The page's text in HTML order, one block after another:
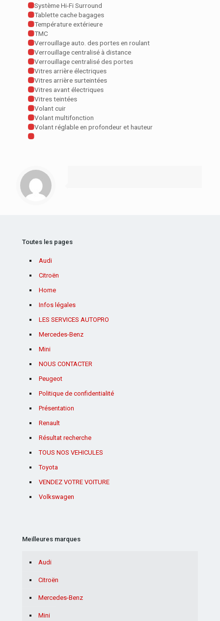
Système Hi-Fi Surround
Tablette cache bagages
Température extérieure
TMC
Verrouillage auto. des portes en roulant
Verrouillage centralisé à distance
Verrouillage centralisé des portes
Vitres arrière électriques
Vitres arrière surteintées
Vitres avant électriques
Vitres teintées
Volant cuir
Volant multifonction
Volant réglable en profondeur et hauteur
Toutes les pages
Audi
Citroën
Home
Infos légales
LES SERVICES AUTOPRO
Mercedes-Benz
Mini
NOUS CONTACTER
Peugeot
Politique de confidentialité
Présentation
Renault
Résultat recherche
TOUS NOS VEHICULES
Toyota
VENDEZ VOTRE VOITURE
Volkswagen
Meilleures marques
Audi
Citroën
Mercedes-Benz
Mini